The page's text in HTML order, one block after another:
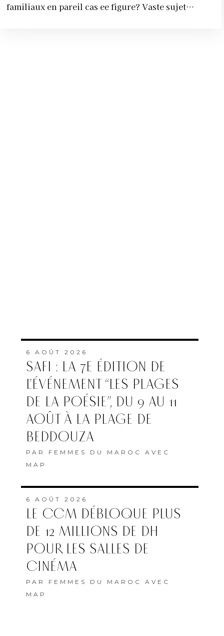
familiaux en pareil cas ee figure? Vaste sujet…
6 AOÛT 2026
SAFI : LA 7E ÉDITION DE
L’ÉVÉNEMENT “LES PLAGES
DE LA POÉSIE”, DU 9 AU 11
AOÛT À LA PLAGE DE
BEDDOUZA
PAR FEMMES DU MAROC AVEC
MAP
6 AOÛT 2026
LE CCM DÉBLOQUE PLUS
DE 12 MILLIONS DE DH
POUR LES SALLES DE
CINÉMA
PAR FEMMES DU MAROC AVEC
MAP